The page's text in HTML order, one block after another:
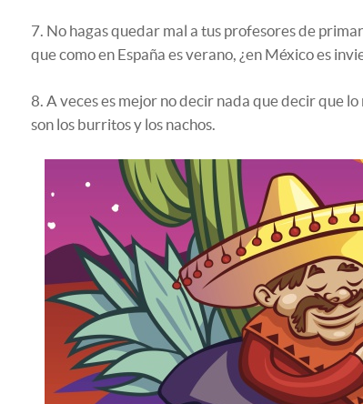
7. No hagas quedar mal a tus profesores de
que como en España es verano, ¿en México es
8. A veces es mejor no decir nada que decir que
son los burritos y los nachos.